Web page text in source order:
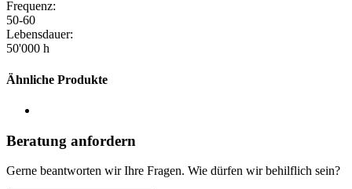
Frequenz:
50-60
Lebensdauer:
50'000 h
Ähnliche Produkte
Beratung anfordern
Gerne beantworten wir Ihre Fragen. Wie dürfen wir behilflich sein?